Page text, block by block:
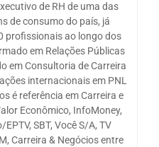
de RH de uma das
de consumo do país, já
profissionais ao longo dos
em Relações Públicas
em Consultoria de Carreira
internacionais em PNL
é referência em Carreira e
Econômico, InfoMoney,
SBT, Você S/A, TV
Carreira & Negócios entre